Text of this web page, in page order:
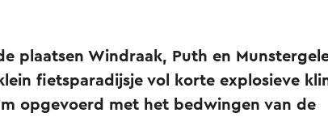
plaatsen Windraak, Puth en
fietsparadijsje vol korte explosieve
opgevoerd met het bedwingen van de